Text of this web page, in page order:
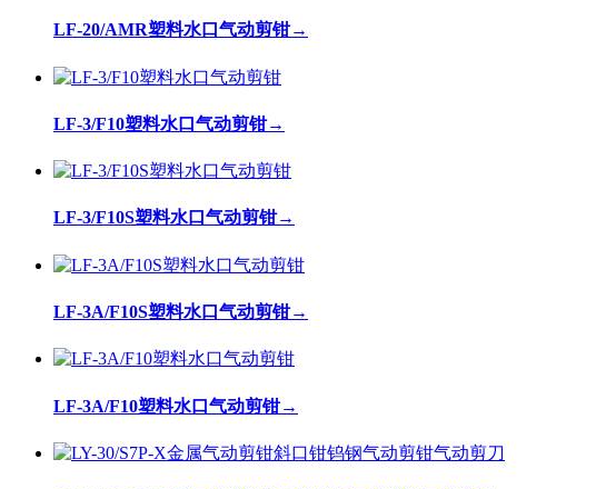
LF-20/AMR塑料水口气动剪钳→
LF-3/F10塑料水口气动剪钳→
LF-3/F10S塑料水口气动剪钳→
LF-3A/F10S塑料水口气动剪钳→
LF-3A/F10塑料水口气动剪钳→